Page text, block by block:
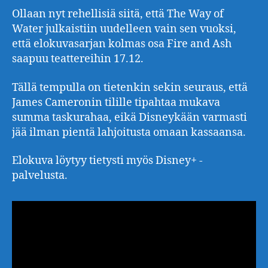
Ollaan nyt rehellisiä siitä, että The Way of
Water julkaistiin uudelleen vain sen vuoksi,
että elokuvasarjan kolmas osa Fire and Ash
saapuu teattereihin 17.12.
Tällä tempulla on tietenkin sekin seuraus, että
James Cameronin tilille tipahtaa mukava
summa taskurahaa, eikä Disneykään varmasti
jää ilman pientä lahjoitusta omaan kassaansa.
Elokuva löytyy tietysti myös Disney+ -
palvelusta.